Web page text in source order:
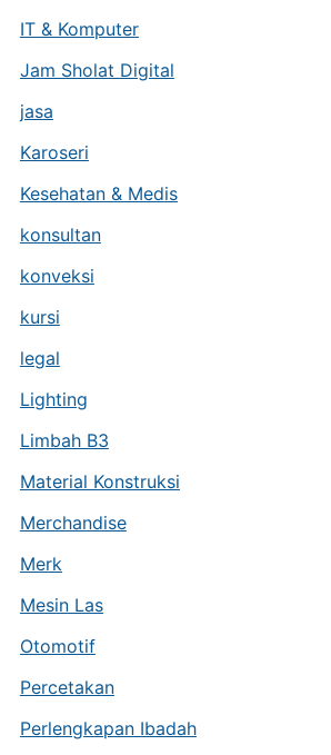
IT & Komputer
Jam Sholat Digital
jasa
Karoseri
Kesehatan & Medis
konsultan
konveksi
kursi
legal
Lighting
Limbah B3
Material Konstruksi
Merchandise
Merk
Mesin Las
Otomotif
Percetakan
Perlengkapan Ibadah